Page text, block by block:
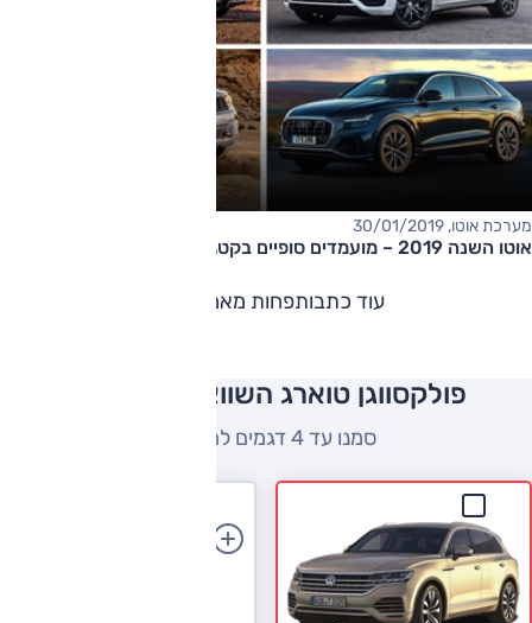
מערכת אוטו, 30/01/2019
אוטו השנה 2019 – מועמדים סופיים בקטגוריית פנאי-גדול-יוקרתי
עוד כתבותפחות מאמרים
פולקסווגן טוארג השוואה למתחרים
סמנו עד 4 דגמים להשוואה